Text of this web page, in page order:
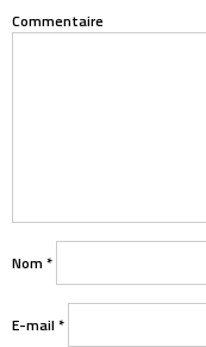
Commentaire
Nom *
E-mail *